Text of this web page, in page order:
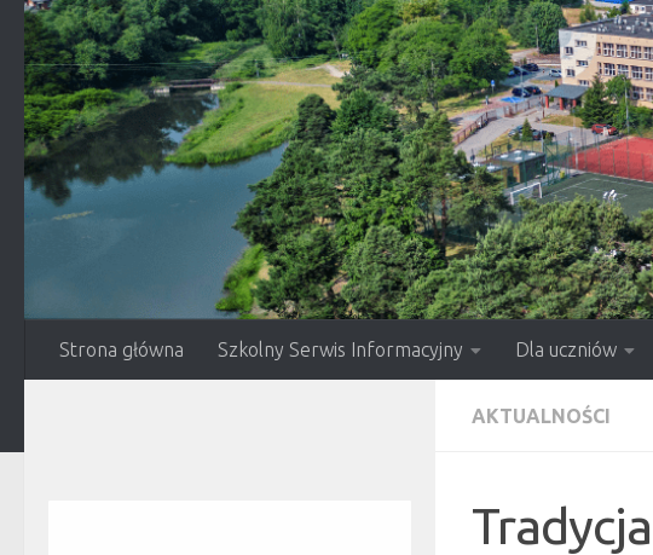
Przejdź do treści
Strona główna Szkolny Serwis Informacyjny Dla uczniów
AKTUALNOŚCI